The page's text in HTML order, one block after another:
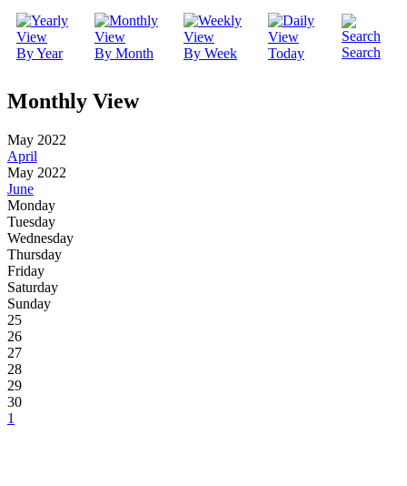
By Year By Month By Week Today Search
Monthly View
May 2022
April
May 2022
June
Monday
Tuesday
Wednesday
Thursday
Friday
Saturday
Sunday
25
26
27
28
29
30
1